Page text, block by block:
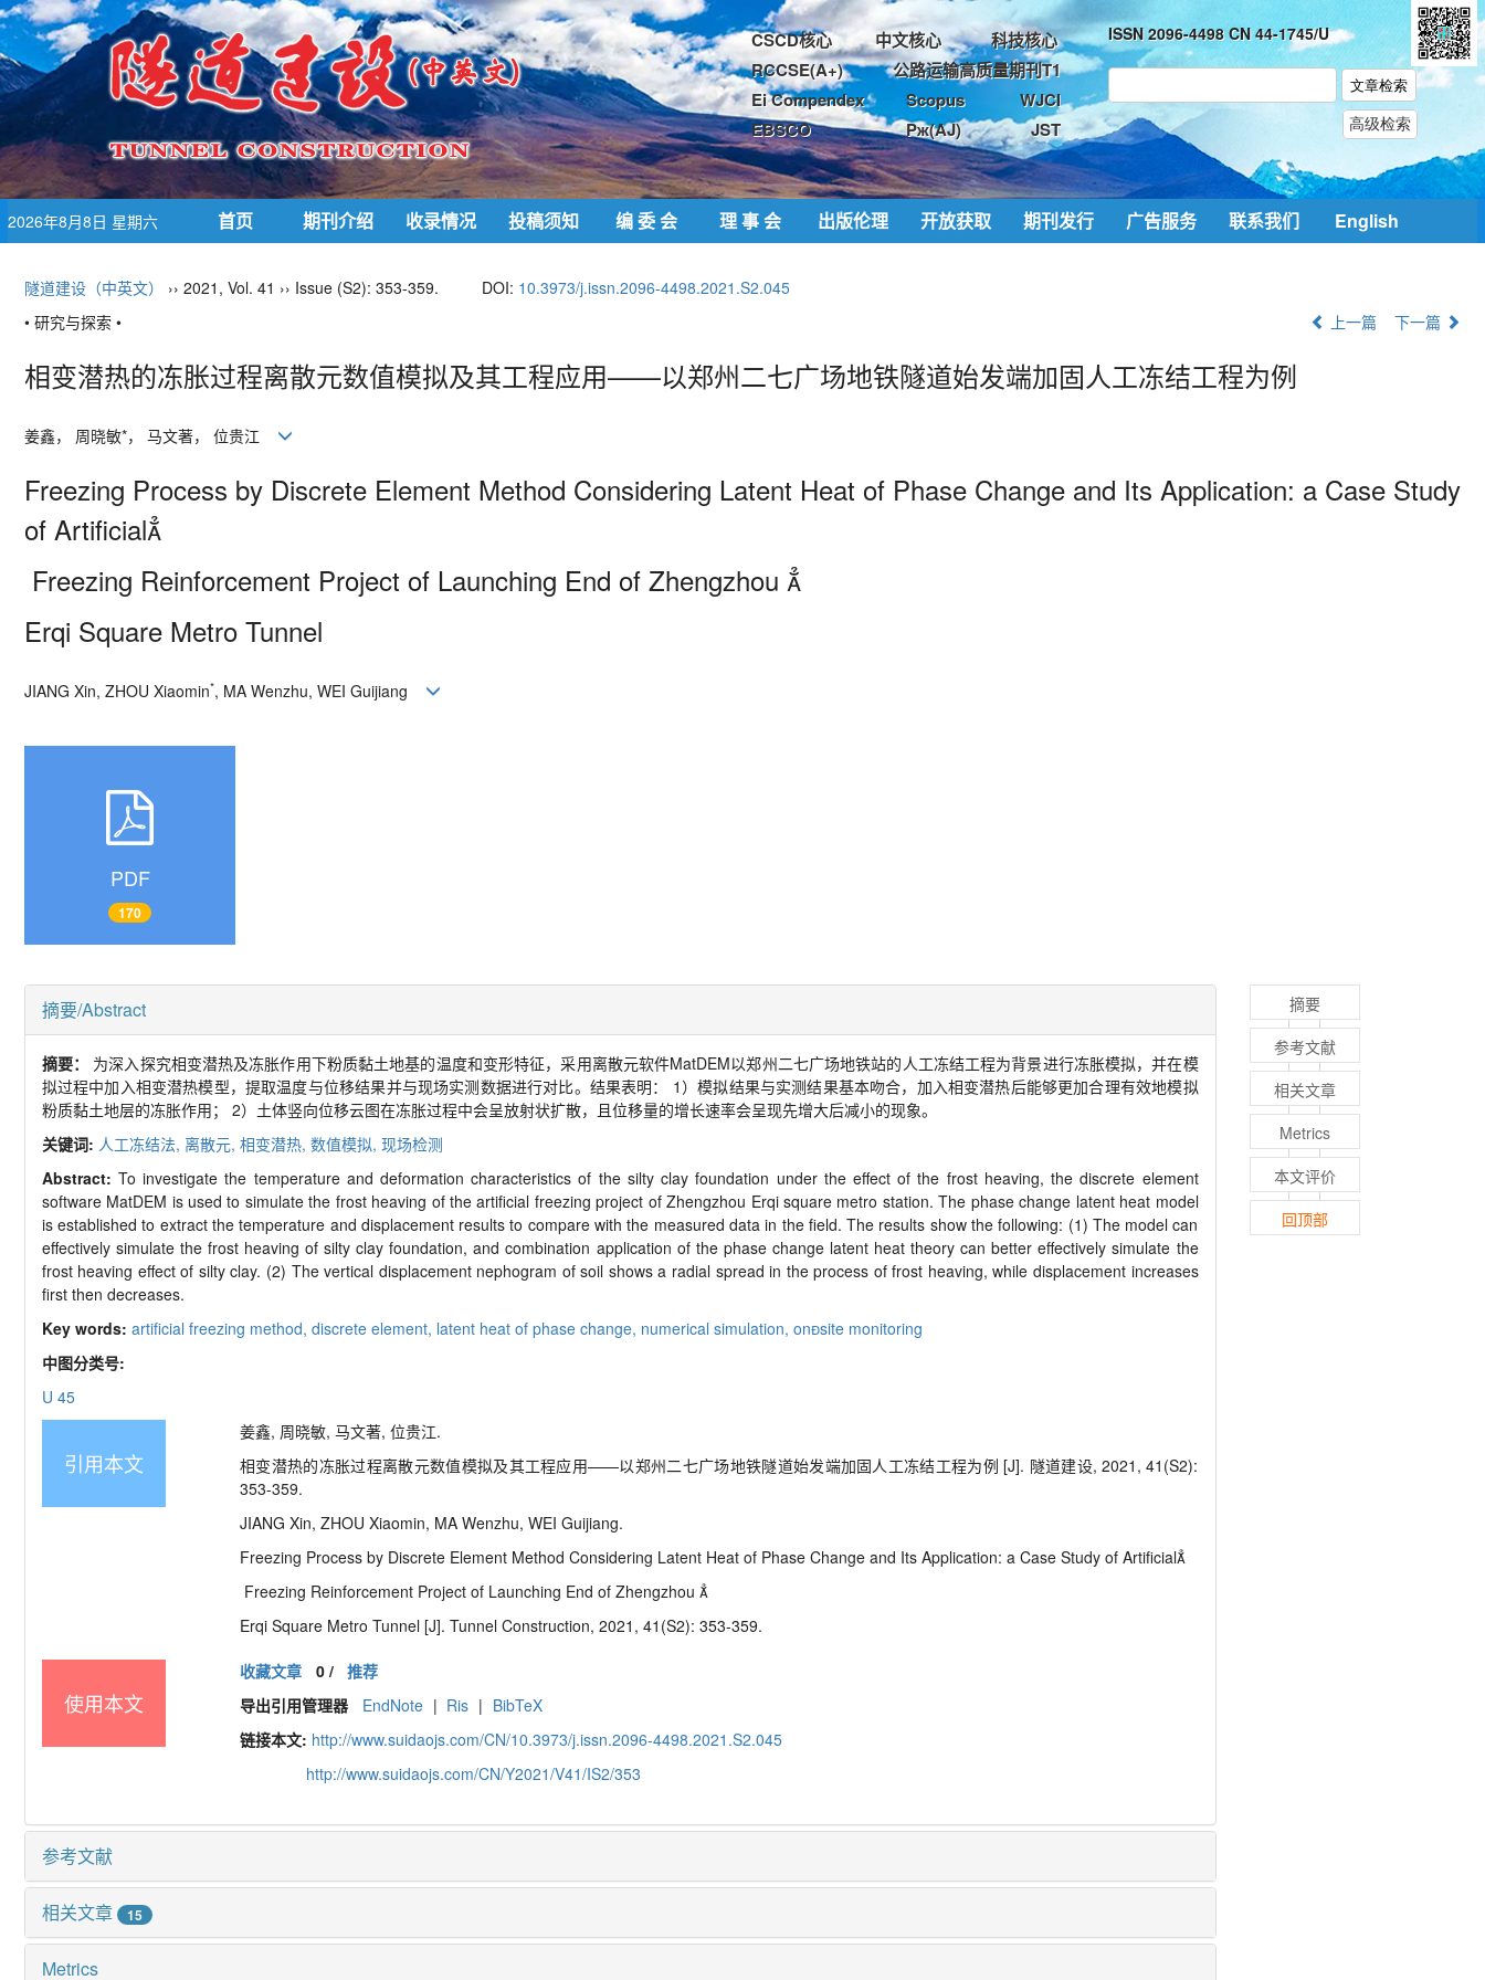
CSCD核心 中文核心
科技核心
RCCSE(A+)
公路运输高质量期刊T1
Ei Compendex
Scopus
WJCI
EBSCO
Pж(AJ) JST
ISSN 2096-4498 CN 44-1745/U
2026年8月8日 星期六 首页 期刊介绍 收录情况 投稿须知 编 委 会 理 事 会 出版伦理 开放获取 期刊发行 广告服务 联系我们 English
隧道建设（中英文） ›› 2021, Vol. 41 ›› Issue (S2): 353-359. DOI: 10.3973/j.issn.2096-4498.2021.S2.045
• 研究与探索 •
上一篇 下一篇
相变潜热的冻胀过程离散元数值模拟及其工程应用——以郑州二七广场地铁隧道始发端加固人工冻结工程为例
姜鑫， 周晓敏*， 马文著， 位贵江
Freezing Process by Discrete Element Method Considering Latent Heat of Phase Change and Its Application: a Case Study
of Artificial
Freezing Reinforcement Project of Launching End of Zhengzhou 
Erqi Square Metro Tunnel
JIANG Xin, ZHOU Xiaomin*, MA Wenzhu, WEI Guijiang
PDF
170
摘要/Abstract
摘要： 为深入探究相变潜热及冻胀作用下粉质黏土地基的温度和变形特征，采用离散元软件MatDEM以郑州二七广场地铁站的人工冻结工程为背景进行冻胀模拟，并在模
拟过程中加入相变潜热模型，提取温度与位移结果并与现场实测数据进行对比。结果表明：
1）模拟结果与实测结果基本吻合，加入相变潜热后能够更加合理有效地模拟
粉质黏土地层的冻胀作用；
2）土体竖向位移云图在冻胀过程中会呈放射状扩散，且位移量的增长速率会呈现先增大后减小的现象。
关键词: 人工冻结法, 离散元, 相变潜热, 数值模拟, 现场检测
Abstract: To investigate the temperature and deformation characteristics of the silty clay foundation under the effect of the frost heaving, the discrete element
software MatDEM is used to simulate the frost heaving of the artificial freezing project of Zhengzhou Erqi square metro station. The phase change latent heat model
is established to extract the temperature and displacement results to compare with the measured data in the field. The results show the following: (1) The model can
effectively simulate the frost heaving of silty clay foundation, and combination application of the phase change latent heat theory can better effectively simulate the
frost heaving effect of silty clay. (2) The vertical displacement nephogram of soil shows a radial spread in the process of frost heaving, while displacement increases
first then decreases.
Key words: artificial freezing method, discrete element, latent heat of phase change, numerical simulation, onsite monitoring
中图分类号:
U 45
引用本文
姜鑫, 周晓敏, 马文著, 位贵江.
相变潜热的冻胀过程离散元数值模拟及其工程应用——以郑州二七广场地铁隧道始发端加固人工冻结工程为例 [J]. 隧道建设, 2021, 41(S2):
353-359.
JIANG Xin, ZHOU Xiaomin, MA Wenzhu, WEI Guijiang.
Freezing Process by Discrete Element Method Considering Latent Heat of Phase Change and Its Application: a Case Study of Artificial
Freezing Reinforcement Project of Launching End of Zhengzhou 
Erqi Square Metro Tunnel [J]. Tunnel Construction, 2021, 41(S2): 353-359.
使用本文
收藏文章 0/ 推荐
导出引用管理器
EndNote | Ris | BibTeX
链接本文: http://www.suidaojs.com/CN/10.3973/j.issn.2096-4498.2021.S2.045
http://www.suidaojs.com/CN/Y2021/V41/IS2/353
参考文献
相关文章 15
Metrics
摘要
参考文献
相关文章
Metrics
本文评价
回顶部